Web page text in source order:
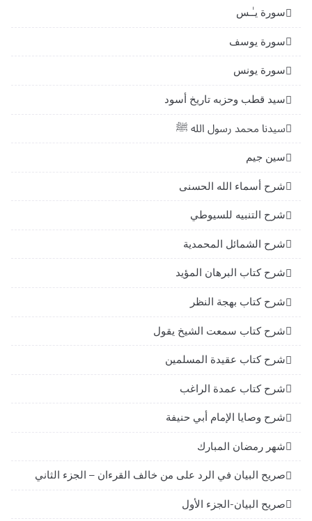
سورة يـٰـس
سورة يوسف
سورة يونس
سيد قطب وحزبه تاريخ أسود
سيدنا محمد رسول الله ﷺ
سين جيم
شرح أسماء الله الحسنى
شرح التنبيه للسيوطي
شرح الشمائل المحمدية
شرح كتاب البرهان المؤيد
شرح كتاب بهجة النظر
شرح كتاب سمعت الشيخ يقول
شرح كتاب عقيدة المسلمين
شرح كتاب عمدة الراغب
شرح وصايا الإمام أبي حنيفة
شهر رمضان المبارك
صريح البيان في الرد على من خالف القرءان – الجزء الثاني
صريح البيان-الجزء الأول